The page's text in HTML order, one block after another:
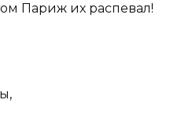
Париж их распевал!